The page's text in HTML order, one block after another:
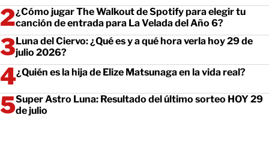
¿Cómo jugar The Walkout de Spotify para elegir tu
canción de entrada para La Velada del Año 6?
Luna del Ciervo: ¿Qué es y a qué hora verla hoy 29 de
julio 2026?
¿Quién es la hija de Elize Matsunaga en la vida real?
Super Astro Luna: Resultado del último sorteo HOY 29
de julio